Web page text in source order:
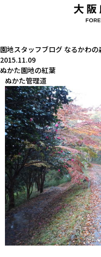
園地スタッフブログ なるかわの
2015.11.09
ぬかた園地の紅葉
ぬかた管理道